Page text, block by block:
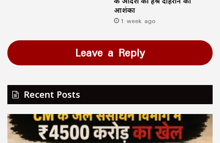
आशंका
1 week ago
Leave a Reply
Recent Posts